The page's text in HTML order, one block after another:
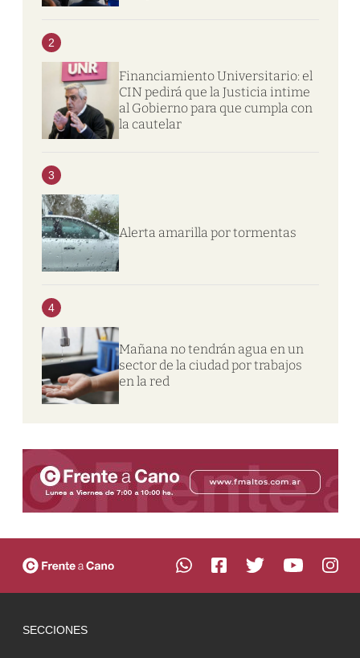
2
Financiamiento Universitario: el
CIN pedirá que la Justicia intime
al Gobierno para que cumpla con
la cautelar
3
Alerta amarilla por tormentas
4
Mañana no tendrán agua en un
sector de la ciudad por trabajos
en la red
SECCIONES